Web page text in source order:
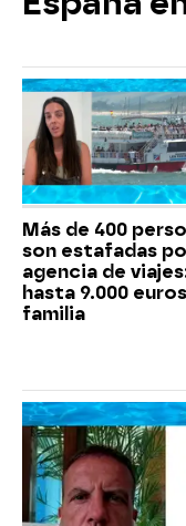
Más de 400
son estafadas
agencia de
hasta 9.000
familia